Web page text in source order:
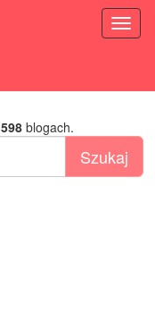
598blogach.